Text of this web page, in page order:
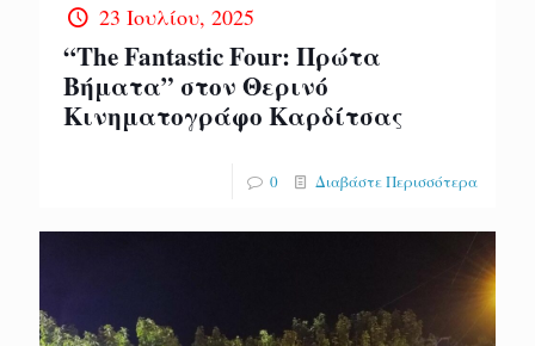
23 Ιουλίου, 2025
“The Fantastic Four: Πρώτα
Βήματα” στον Θερινό
Κινηματογράφο Καρδίτσας
0 Διαβάστε Περισσότερα